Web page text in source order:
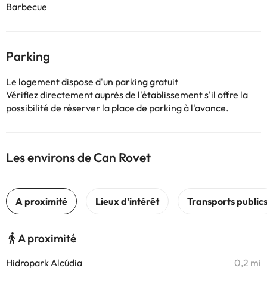
Barbecue
Parking
Le logement dispose d'un parking gratuit
Vérifiez directement auprès de l'établissement s'il offre la
possibilité de réserver la place de parking à l'avance.
Les environs de Can Rovet
A proximité
Hidropark Alcúdia 0,2 mi